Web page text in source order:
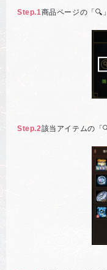
Step.1商品ページの「🔍
Step.2該当アイテムの「